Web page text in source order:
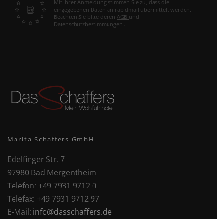
Mit Ihrer Anmeldung stimmen Sie zu, dass die
eingegebenen Daten an rapidmail übermittelt werden.
Beachten Sie bitte deren AGB und
Datenschutzbestimmungen .
Marita Schaffers GmbH
Edelfinger Str. 7
97980 Bad Mergentheim
Telefon: +49 7931 9712 0
Telefax: +49 7931 9712 97
E-Mail: info@dasschaffers.de